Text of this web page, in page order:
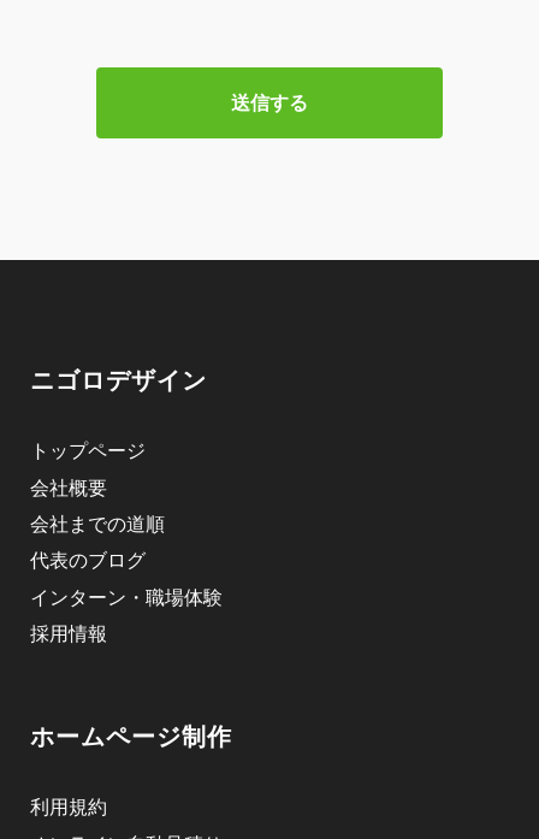
ニゴロデザイン
トップページ
会社概要
会社までの道順
代表のブログ
インターン・職場体験
採用情報
ホームページ制作
利用規約